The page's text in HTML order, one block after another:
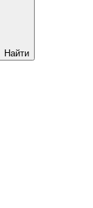
Найти